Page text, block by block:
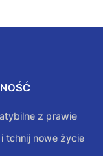
z prawie
tchnij nowe życie